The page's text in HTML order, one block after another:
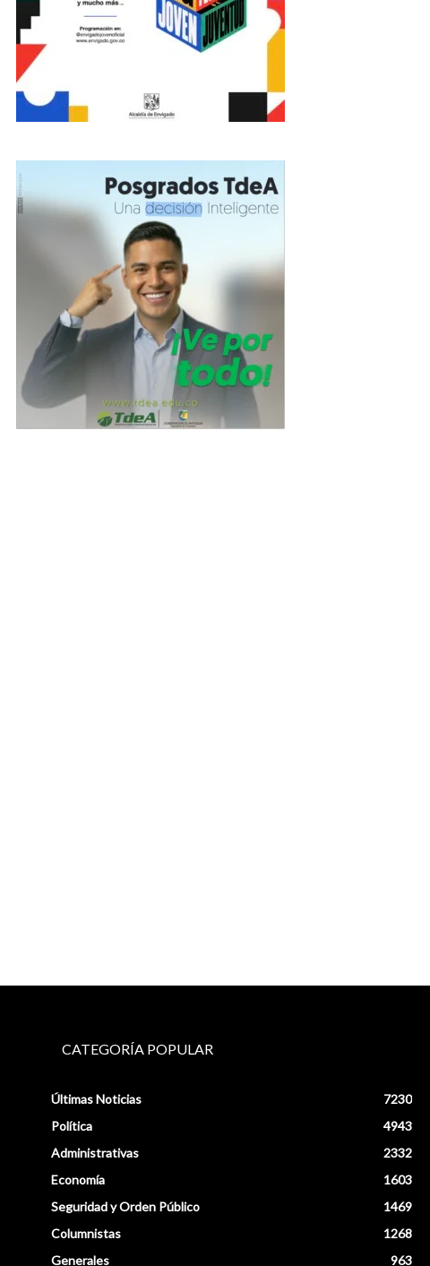
CATEGORÍA POPULAR
Últimas Noticias
7230
Política
4943
Administrativas
2332
Economía
1603
Seguridad y Orden Público
1469
Columnistas
1268
Generales
963